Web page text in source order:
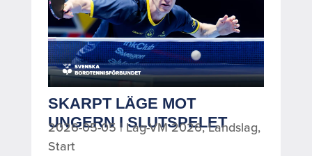
SKARPT LÄGE MOT
UNGERN I SLUTSPELET
2026-05-05 | Lag-VM 2026,Landslag,
Start